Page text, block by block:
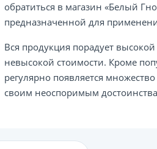
обратиться в магазин «Белый
предназначенной для
Вся продукция порадует
невысокой стоимости. Кроме
регулярно появляется
своим неоспоримым